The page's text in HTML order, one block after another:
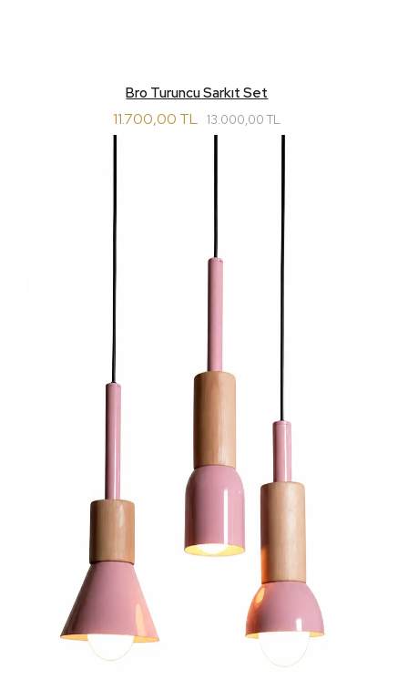
Bro Turuncu Sarkıt Set
11.700,00 TL 13.000,00 TL